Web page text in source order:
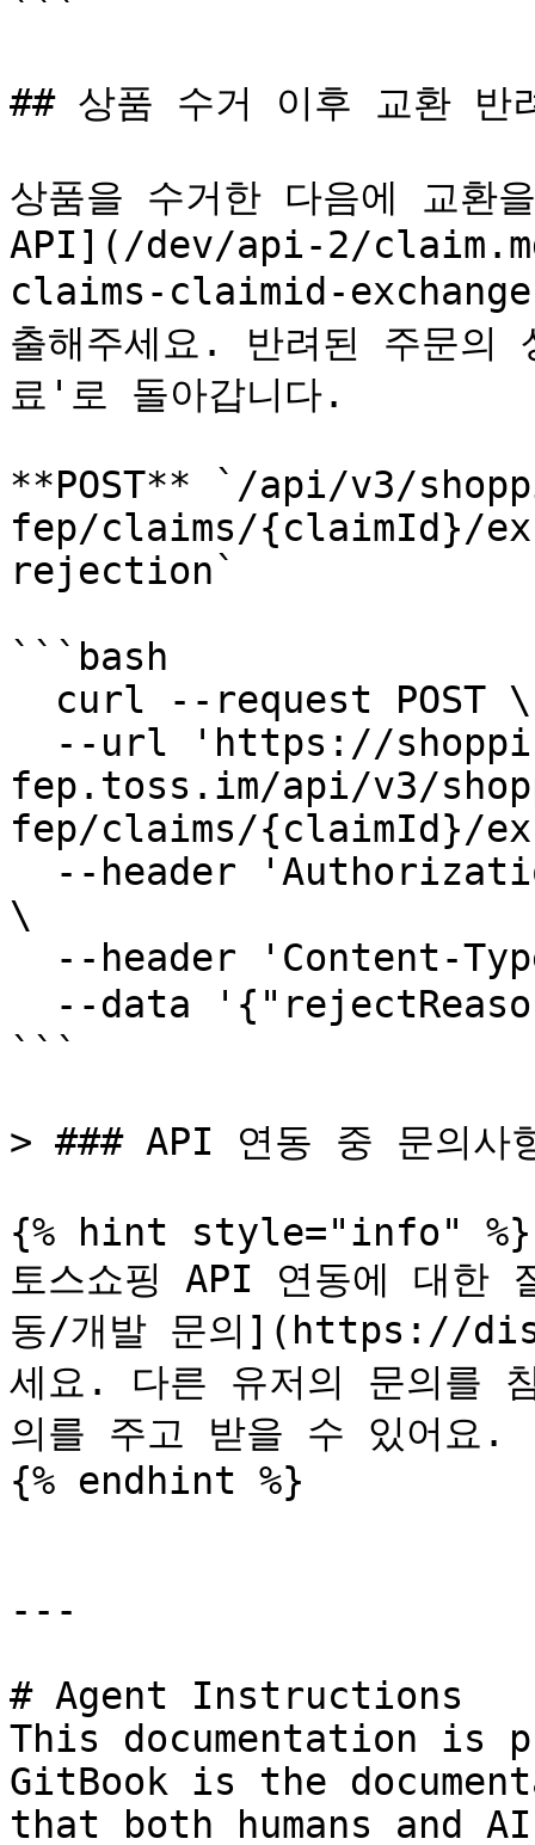
```
## 상품 수거 이후 교환 반
상품을 수거한 다음에 교
API](/dev/api-2/
claims-claimid-
출해주세요. 반려된 주문
료'로 돌아갑니다.
**POST** `/api/v3/
fep/claims/{claimId}/
rejection`
```bash
fep.toss.im/api/v3/
fep/claims/{claimId}/
\
```
> ### API 연동 중 문의사
{% hint style="info" %}
토스쇼핑 API 연동에 대한
동/개발 문의](https://
세요. 다른 유저의 문의를
의를 주고 받을 수 있어요.
{% endhint %}
---
# Agent Instructions
This documentation is
GitBook is the
that both humans and